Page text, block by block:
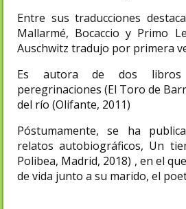
Entre sus traducciones
Mallarmé, Bocaccio y Primo
Auschwitz tradujo por primera
Es autora de dos
peregrinaciones (El Toro de
del río (Olifante, 2011)
Póstumamente, se ha
relatos autobiográficos, Un
Polibea, Madrid, 2018) , en el
de vida junto a su marido, el